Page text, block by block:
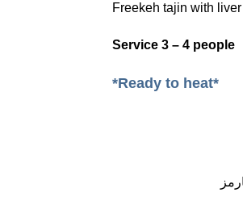
Freekeh tajin with
Service 3 – 4 people
*Ready to heat*